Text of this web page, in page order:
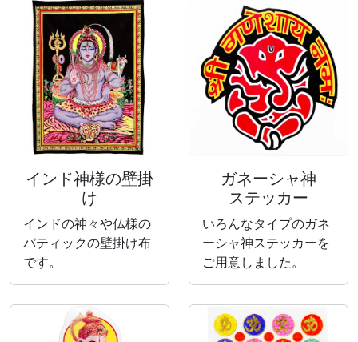
インド神様の壁掛
け
インドの神々や仏様の
バティックの壁掛け布
です。
ガネーシャ神
ステッカー
いろんなタイプのガネ
ーシャ神ステッカーを
ご用意しました。